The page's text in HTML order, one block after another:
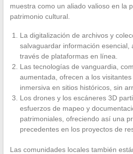
muestra como un aliado valioso en la
patrimonio cultural.
La digitalización de archivos y
salvaguardar información esencial,
través de plataformas en línea.
Las tecnologías de vanguardia,
aumentada, ofrecen a los
inmersiva en sitios históricos, sin
Los drones y los escáneres 3D
esfuerzos de mapeo y
patrimoniales, ofreciendo así una
precedentes en los proyectos de
Las comunidades locales también